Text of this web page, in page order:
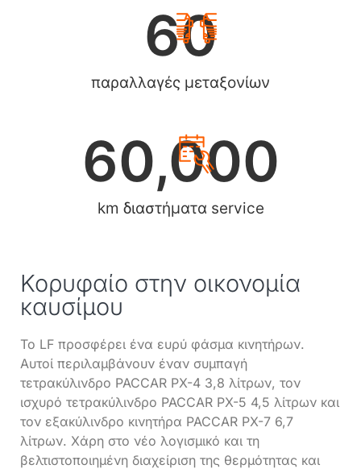
παραλλαγές μεταξονίων
60
km διαστήματα service
60,000
Κορυφαίο στην οικονομία
καυσίμου
Το LF προσφέρει ένα ευρύ φάσμα κινητήρων.
Αυτοί περιλαμβάνουν έναν συμπαγή
τετρακύλινδρο PACCAR PX-4 3,8 λίτρων, τον
ισχυρό τετρακύλινδρο PACCAR PX-5 4,5 λίτρων και
τον εξακύλινδρο κινητήρα PACCAR PX-7 6,7
λίτρων. Χάρη στο νέο λογισμικό και τη
βελτιστοποιημένη διαχείριση της θερμότητας και